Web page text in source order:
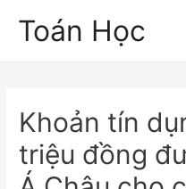
Toán Học
Khoản tín
triệu đồng